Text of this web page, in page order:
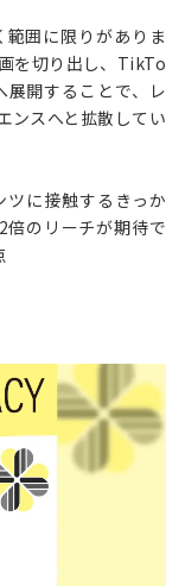
囲に限りがありま
を切り出し、TikTo
開することで、レ
ンスへと拡散してい
に接触するきっか
倍のリーチが期待で